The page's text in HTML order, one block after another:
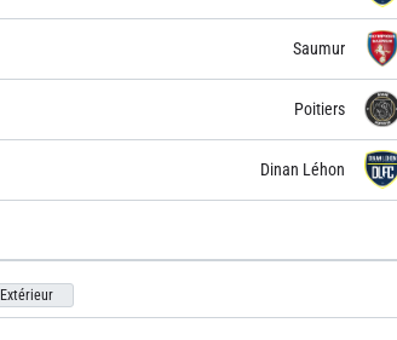
Saumur
Poitiers
Dinan Léhon
Extérieur